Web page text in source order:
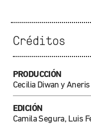
Créditos
PRODUCCIÓN
Cecilia Diwan y
EDICIÓN
Camila Segura, Luis